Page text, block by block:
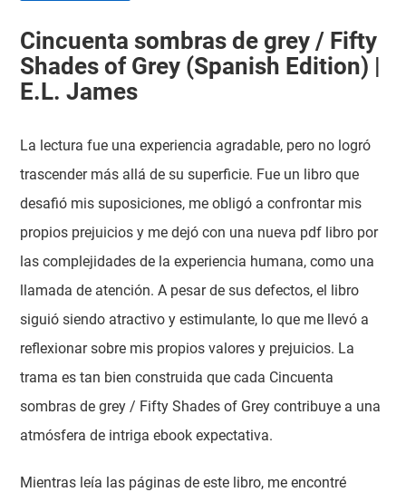
Cincuenta sombras de grey / Fifty
Shades of Grey (Spanish Edition) |
E.L. James
La lectura fue una experiencia agradable, pero no logró
trascender más allá de su superficie. Fue un libro que
desafió mis suposiciones, me obligó a confrontar mis
propios prejuicios y me dejó con una nueva pdf libro por
las complejidades de la experiencia humana, como una
llamada de atención. A pesar de sus defectos, el libro
siguió siendo atractivo y estimulante, lo que me llevó a
reflexionar sobre mis propios valores y prejuicios. La
trama es tan bien construida que cada Cincuenta
sombras de grey / Fifty Shades of Grey contribuye a una
atmósfera de intriga ebook expectativa.
Mientras leía las páginas de este libro, me encontré